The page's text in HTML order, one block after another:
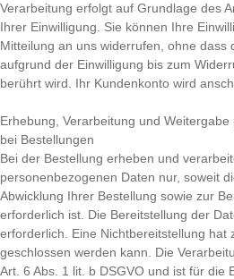
Verarbeitung erfolgt auf Grundlage des
Ihrer Einwilligung. Sie können Ihre
Mitteilung an uns widerrufen, ohne dass
aufgrund der Einwilligung bis zum
berührt wird. Ihr Kundenkonto wird
Erhebung, Verarbeitung und
bei Bestellungen
Bei der Bestellung erheben und
personenbezogenen Daten nur, soweit
Abwicklung Ihrer Bestellung sowie zur
erforderlich ist. Die Bereitstellung der
erforderlich. Eine Nichtbereitstellung hat
geschlossen werden kann. Die
Art. 6 Abs. 1 lit. b DSGVO und ist für die